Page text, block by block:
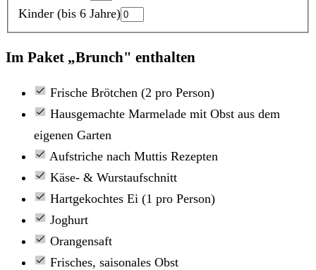
Kinder (bis 6 Jahre)
Im Paket „Brunch" enthalten
Frische Brötchen (2 pro Person)
Hausgemachte Marmelade mit Obst aus dem
eigenen Garten
Aufstriche nach Muttis Rezepten
Käse- & Wurstaufschnitt
Hartgekochtes Ei (1 pro Person)
Joghurt
Orangensaft
Frisches, saisonales Obst